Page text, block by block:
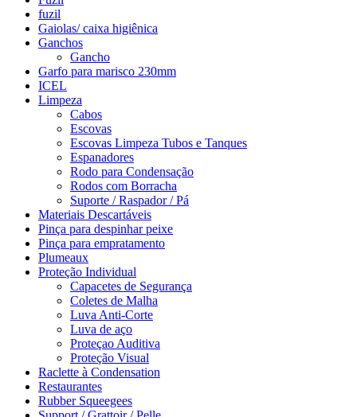
fuzil
Gaiolas/ caixa higiênica
Ganchos
Gancho
Garfo para marisco 230mm
ICEL
Limpeza
Cabos
Escovas
Escovas Limpeza Tubos e Tanques
Espanadores
Rodo para Condensação
Rodos com Borracha
Suporte / Raspador / Pá
Materiais Descartáveis
Pinça para despinhar peixe
Pinça para empratamento
Plumeaux
Proteção Individual
Capacetes de Segurança
Coletes de Malha
Luva Anti-Corte
Luva de aço
Proteçao Auditiva
Proteção Visual
Raclette à Condensation
Restaurantes
Rubber Squeegees